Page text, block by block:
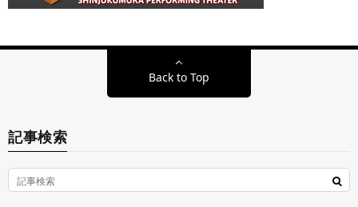
Back to Top
記事検索